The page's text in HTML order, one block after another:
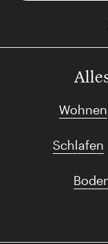
Wohnen
Schlafen